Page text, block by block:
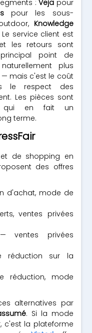
:Veja pour
pour les sous-
Knowledge
service client est
les retours sont
point de
plus
mais c'est le coût
le respect des
Les pièces sont
qui en fait un
terme.
de shopping en
des offres
d'achat, mode de
ventes privées
privées
sur la
réduction, mode
alternatives par
. Si la mode
c'est la plateforme